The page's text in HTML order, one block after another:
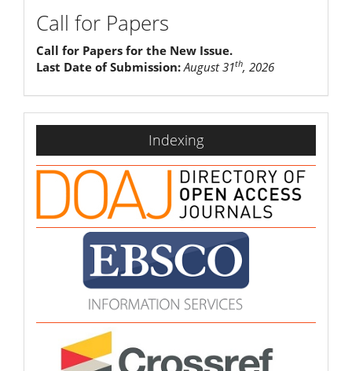
Call for Papers
Call for Papers for the New Issue.
Last Date of Submission: August 31th, 2026
indexing
Indexing